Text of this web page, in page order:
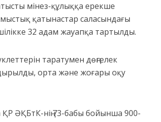
мінез-құлыққа ерекше
қатынастар саласындағы
32 адам жауапқа тартылды.
таратумен дөңгелек
орта және жоғары оқу
ӘҚБтК-нің 73-бабы бойынша 900-